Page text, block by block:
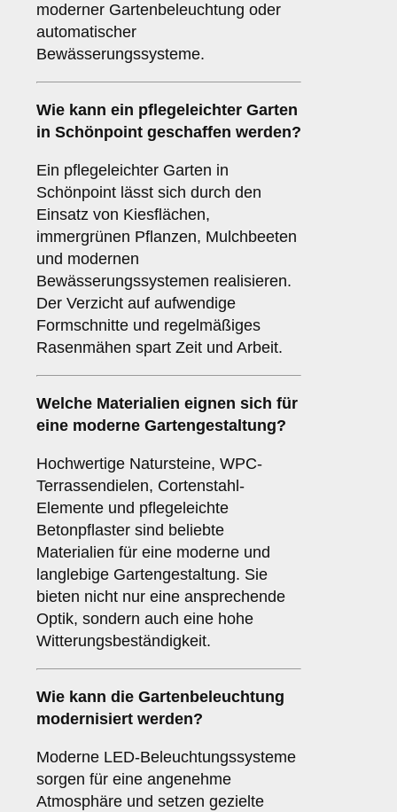
moderner Gartenbeleuchtung oder
automatischer
Bewässerungssysteme.
Wie kann ein pflegeleichter Garten
in Schönpoint geschaffen werden?
Ein pflegeleichter Garten in
Schönpoint lässt sich durch den
Einsatz von Kiesflächen,
immergrünen Pflanzen, Mulchbeeten
und modernen
Bewässerungssystemen realisieren.
Der Verzicht auf aufwendige
Formschnitte und regelmäßiges
Rasenmähen spart Zeit und Arbeit.
Welche Materialien eignen sich für
eine moderne Gartengestaltung?
Hochwertige Natursteine, WPC-
Terrassendielen, Cortenstahl-
Elemente und pflegeleichte
Betonpflaster sind beliebte
Materialien für eine moderne und
langlebige Gartengestaltung. Sie
bieten nicht nur eine ansprechende
Optik, sondern auch eine hohe
Witterungsbeständigkeit.
Wie kann die Gartenbeleuchtung
modernisiert werden?
Moderne LED-Beleuchtungssysteme
sorgen für eine angenehme
Atmosphäre und setzen gezielte